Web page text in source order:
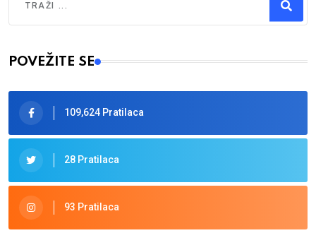
Type 2 or more characters for results.
POVEŽITE SE
109,624 Pratilaca
28 Pratilaca
93 Pratilaca